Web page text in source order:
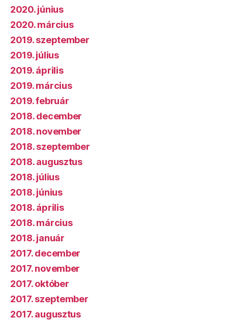
2020. június
2020. március
2019. szeptember
2019. július
2019. április
2019. március
2019. február
2018. december
2018. november
2018. szeptember
2018. augusztus
2018. július
2018. június
2018. április
2018. március
2018. január
2017. december
2017. november
2017. október
2017. szeptember
2017. augusztus